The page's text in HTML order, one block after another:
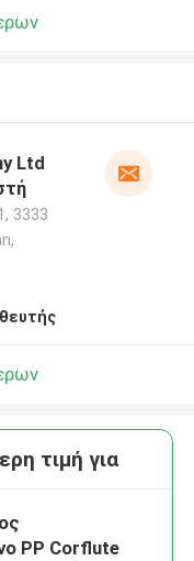
Ltd
3333
τιμή για
PP Corflute